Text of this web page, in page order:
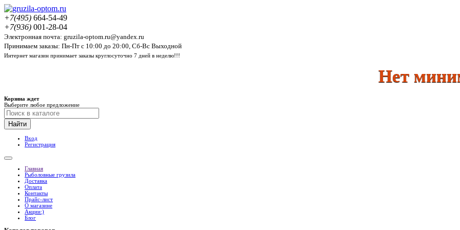
+7(495) 664-54-49
+7(936) 001-28-04
Электронная почта: gruzila-optom.ru@yandex.ru
Принимаем заказы: Пн-Пт с 10:00 до 20:00, Сб-Вс Выходной
Интернет магазин принимает заказы круглосуточно 7 дней в неделю!!!
Нет
Корзина ждет
Выберите любое предложение
Найти
Вход
Регистрация
Главная
Рыболовные грузила
Доставка
Оплата
Контакты
Прайс-лист
О магазине
Акции:)
Блог